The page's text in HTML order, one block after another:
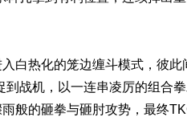
白热化的笼边缠斗模式，彼
到战机，以一连串凌厉的组合
般的砸拳与砸肘攻势，最终